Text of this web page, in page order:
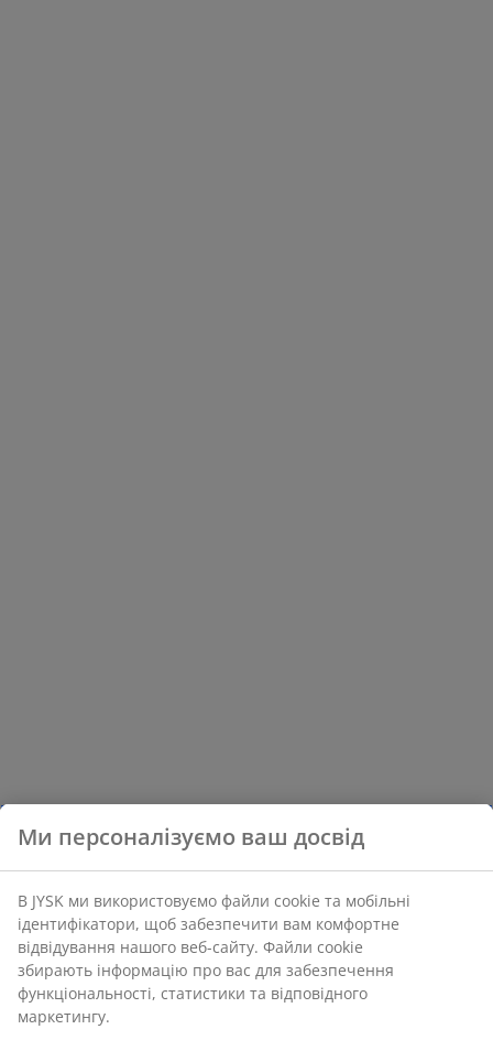
Ми персоналізуємо ваш досвід
В JYSK ми використовуємо файли cookie та мобільні
ідентифікатори, щоб забезпечити вам комфортне
відвідування нашого веб-сайту. Файли cookie
збирають інформацію про вас для забезпечення
функціональності, статистики та відповідного
маркетингу.